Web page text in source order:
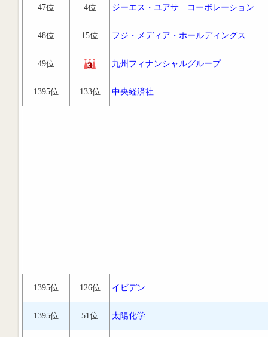
47位 4位 ジーエス・ユアサ コーポレーション
48位 15位 フジ・メディア・ホールディングス
49位 九州フィナンシャルグループ
1395位 133位 中央経済社
1395位 126位 イビデン
1395位 51位 太陽化学